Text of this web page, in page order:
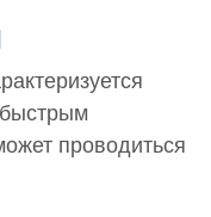
проводиться